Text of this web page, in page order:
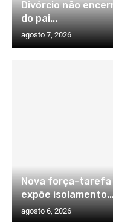
Divórcio não
do pai...
agosto 7, 2026
Nova força-tarefa
expõe isolamento...
agosto 6, 2026